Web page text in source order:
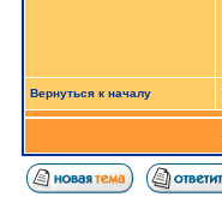
Вернуться к началу